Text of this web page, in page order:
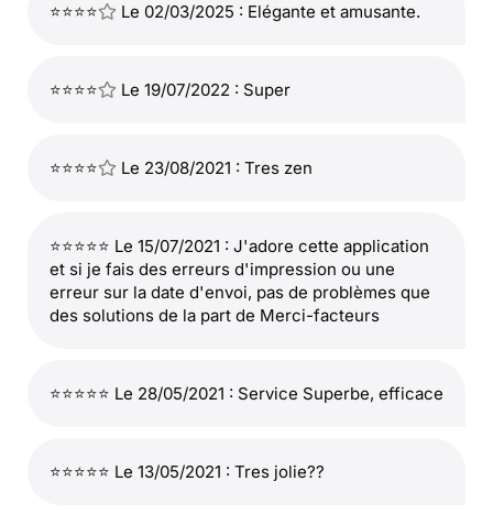
⭐⭐⭐⭐ Le 02/03/2025 : Elégante et amusante.
⭐⭐⭐⭐ Le 19/07/2022 : Super
⭐⭐⭐⭐ Le 23/08/2021 : Tres zen
⭐⭐⭐⭐⭐ Le 15/07/2021 : J'adore cette application
et si je fais des erreurs d'impression ou une
erreur sur la date d'envoi, pas de problèmes que
des solutions de la part de Merci-facteurs
⭐⭐⭐⭐⭐ Le 28/05/2021 : Service Superbe, efficace
⭐⭐⭐⭐⭐ Le 13/05/2021 : Tres jolie??